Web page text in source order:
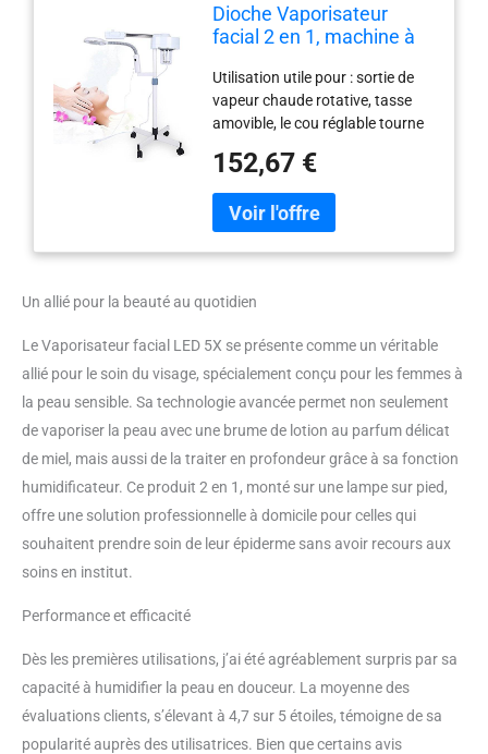
Dioche Vaporisateur
facial 2 en 1, machine à
LED 5X, spa multifonction
humidificateur
professionnel beauté
visage nettoyage de la
peau outil de soin de la
peau
Utilisation utile pour : sortie de
vapeur chaude rotative, tasse
amovible, le cou réglable tourne
souhaitée, chauffe rapidement,
est réglable en hauteur et peut
être déplacé avec des roues
dans le salon, buse rotative à
360 degrés, vous pouvez
votre visage, votre cou, votre
vos jambes lorsque vous êtes
assis ou couché ❤ AVANTAGES
DE L'AMPATEUR DE VISAILLEUR
VISALEUR : Éléments chauffants
en céramique avancés avec
coefficient de chaleur positif
miniaturisé (PTC) pour évaporer
l'eau propre et produire
instantanément une vapeur
visiblement forte. La vapeur aide
restaurer la peau sensible, une
meilleure circulation sanguine
peut améliorer les yeux gonflés,
raffermir et raffermir la peau
flasque. ❤NANOTECHNOLOGIE
152,67 €
Un allié pour la beauté au quotidien
Le Vaporisateur facial LED 5X se présente comme un véritable
allié pour le soin du visage, spécialement conçu pour les femmes à
la peau sensible. Sa technologie avancée permet non seulement
de vaporiser la peau avec une brume de lotion au parfum délicat
de miel, mais aussi de la traiter en profondeur grâce à sa fonction
humidificateur. Ce produit 2 en 1, monté sur une lampe sur pied,
offre une solution professionnelle à domicile pour celles qui
souhaitent prendre soin de leur épiderme sans avoir recours aux
soins en institut.
Performance et efficacité
Dès les premières utilisations, j’ai été agréablement surpris par sa
capacité à humidifier la peau en douceur. La moyenne des
évaluations clients, s’élevant à 4,7 sur 5 étoiles, témoigne de sa
popularité auprès des utilisatrices. Bien que certains avis